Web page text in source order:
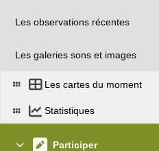
Les observations récentes
Les galeries sons et images
Les cartes du moment
Statistiques
Participer